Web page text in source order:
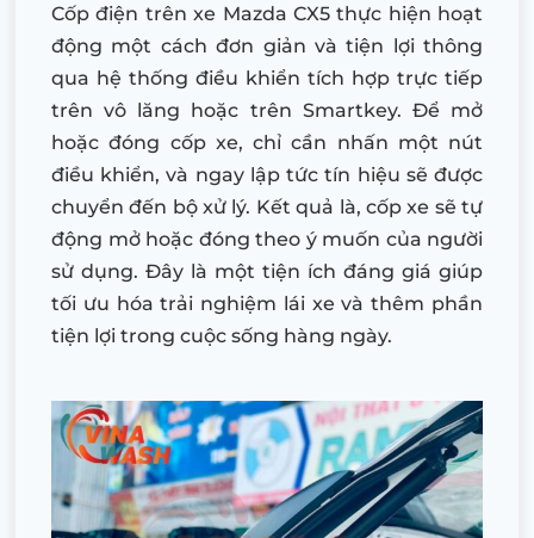
Cốp điện trên xe Mazda CX5 thực hiện hoạt
động một cách đơn giản và tiện lợi thông
qua hệ thống điều khiển tích hợp trực tiếp
trên vô lăng hoặc trên Smartkey. Để mở
hoặc đóng cốp xe, chỉ cần nhấn một nút
điều khiển, và ngay lập tức tín hiệu sẽ được
chuyển đến bộ xử lý. Kết quả là, cốp xe sẽ tự
động mở hoặc đóng theo ý muốn của người
sử dụng. Đây là một tiện ích đáng giá giúp
tối ưu hóa trải nghiệm lái xe và thêm phần
tiện lợi trong cuộc sống hàng ngày.